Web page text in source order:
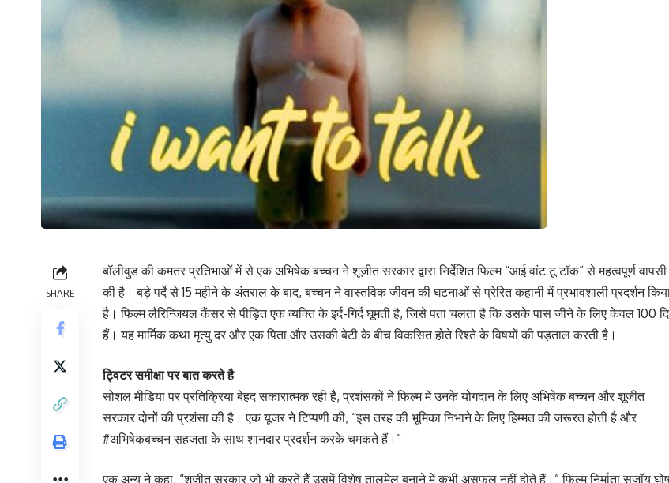
SHARE
बॉलीवुड की कमतर प्रतिभाओं में से एक अभिषेक बच्चन ने शूजीत सरकार द्वारा निर्देशित फिल्म “आई वांट टू टॉक” से महत्वपूर्ण वापसी
की है। बड़े पर्दे से 15 महीने के अंतराल के बाद, बच्चन ने वास्तविक जीवन की घटनाओं से प्रेरित कहानी में प्रभावशाली प्रदर्शन
है। फिल्म लैरिन्जियल कैंसर से पीड़ित एक व्यक्ति के इर्द-गिर्द घूमती है, जिसे पता चलता है कि उसके पास जीने के लिए केवल 100
हैं। यह मार्मिक कथा मृत्यु दर और एक पिता और उसकी बेटी के बीच विकसित होते रिश्ते के विषयों की पड़ताल करती है।
ट्विटर समीक्षा पर बात करते है
सोशल मीडिया पर प्रतिक्रिया बेहद सकारात्मक रही है, प्रशंसकों ने फिल्म में उनके योगदान के लिए अभिषेक बच्चन और शूजीत
सरकार दोनों की प्रशंसा की है। एक यूजर ने टिप्पणी की, “इस तरह की भूमिका निभाने के लिए हिम्मत की जरूरत होती है और
#अभिषेकबच्चन सहजता के साथ शानदार प्रदर्शन करके चमकते हैं।”
एक अन्य ने कहा, “शूजीत सरकार जो भी करते हैं उसमें विशेष तालमेल बनाने में कभी असफल नहीं होते हैं।” फिल्म निर्माता सुजॉय